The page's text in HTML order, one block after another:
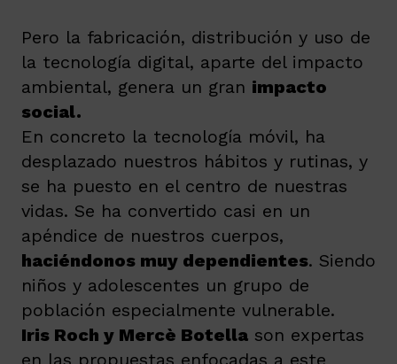
Pero la fabricación, distribución y uso de
la tecnología digital, aparte del impacto
ambiental, genera un gran impacto
social.
En concreto la tecnología móvil, ha
desplazado nuestros hábitos y rutinas, y
se ha puesto en el centro de nuestras
vidas. Se ha convertido casi en un
apéndice de nuestros cuerpos,
haciéndonos muy dependientes. Siendo
niños y adolescentes un grupo de
población especialmente vulnerable.
Iris Roch y Mercè Botella son expertas
en las propuestas enfocadas a este